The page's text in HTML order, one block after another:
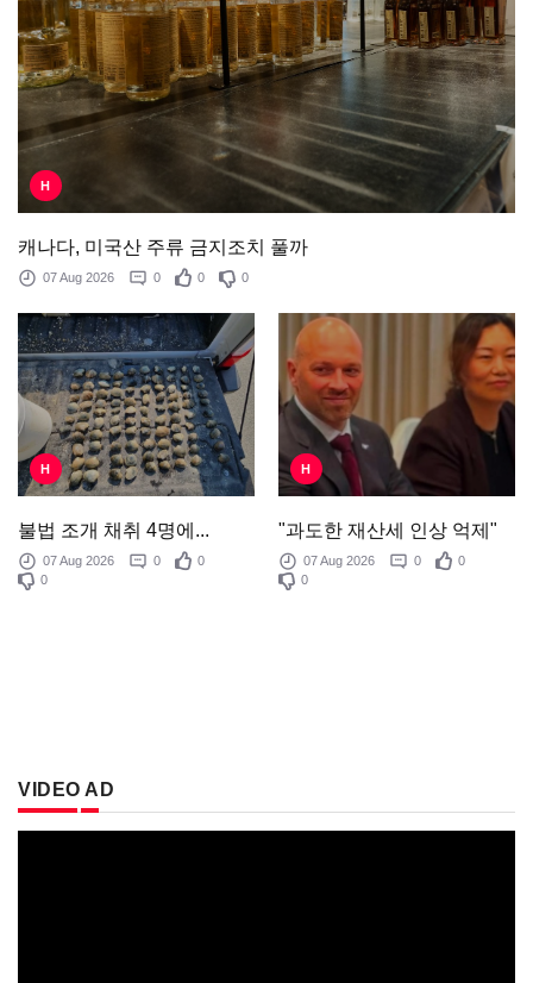
H
캐나다, 미국산 주류 금지조치 풀까
07 Aug 2026 0 0 0
H
불법 조개 채취 4명에...
07 Aug 2026 0
0
0
H
"과도한 재산세 인상 억제"
07 Aug 2026 0
0
0
VIDEO AD